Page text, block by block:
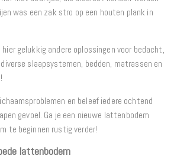
was een zak stro op een houten plank in
gelukkig andere oplossingen voor bedacht,
slaapsystemen, bedden, matrassen en
en beleef iedere ochtend
gevoel. Ga je een nieuwe lattenbodem
te beginnen rustig verder!
lattenbodem